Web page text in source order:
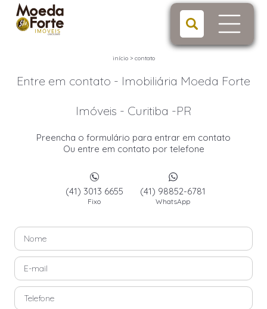
início> contato
Entre em contato - Imobiliária Moeda Forte
Imóveis - Curitiba -PR
Preencha o formulário para entrar em contato
Ou entre em contato por telefone
(41) 3013 6655
Fixo
(41) 98852-6781
WhatsApp